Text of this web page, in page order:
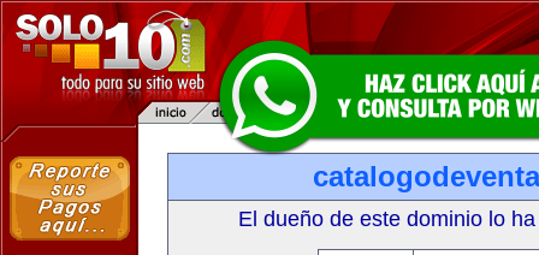
El dueño de este dominio lo